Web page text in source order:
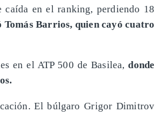
en el ranking, perdiendo 18
Tomás Barrios, quien cayó cuatro
en el ATP 500 de Basilea,donde
El búlgaro Grigor Dimitrov